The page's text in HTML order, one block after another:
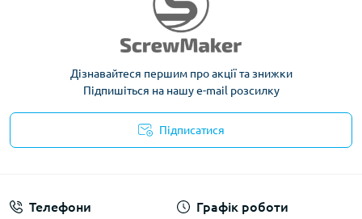
Дізнавайтеся першим про акції та знижки
Підпишіться на нашу e-mail розсилку
Підписатися
Телефони Графік роботи